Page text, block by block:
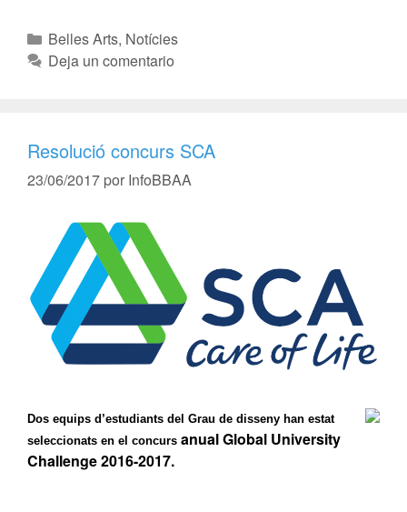
Belles Arts, Notícies
Deja un comentario
Resolució concurs SCA
23/06/2017 por InfoBBAA
Dos equips d’estudiants del Grau de disseny han estat
seleccionats en el concurs anual Global University
Challenge 2016-2017.